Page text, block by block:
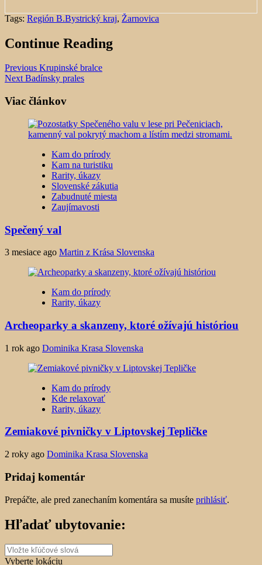
Tags: Región B.Bystrický kraj, Žarnovica
Continue Reading
Previous Krupinské bralce
NextBadínsky prales
Viac článkov
Kam do prírody
Kam na turistiku
Rarity, úkazy
Slovenské zákutia
Zabudnuté miesta
Zaujímavosti
Spečený val
3 mesiace ago Martin z Krása Slovenska
Kam do prírody
Rarity, úkazy
Archeoparky a skanzeny, ktoré ožívajú históriou
1 rok ago Dominika Krasa Slovenska
Kam do prírody
Kde relaxovať
Rarity, úkazy
Zemiakové pivničky v Liptovskej Tepličke
2 roky ago Dominika Krasa Slovenska
Pridaj komentár
Prepáčte, ale pred zanechaním komentára sa musíte prihlásiť.
Hľadať ubytovanie:
Vyberte lokáciu